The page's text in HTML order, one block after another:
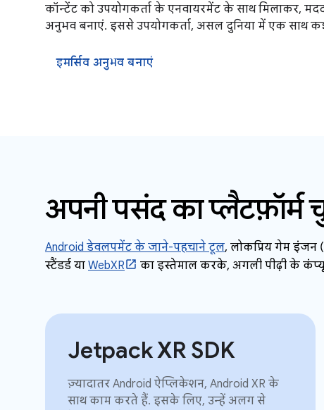
कॉन्टेंट को उपयोगकर्ता के एनवायरमेंट के साथ मिलाकर,
अनुभव बनाएं. इससे उपयोगकर्ता, असल दुनिया में एक साथ
इमर्सिव अनुभव बनाएं
अपनी पसंद का प्लैटफ़ॉर्म
Android डेवलपमेंट के जाने-पहचाने टूल, लोकप्रिय गेम इंजन (
स्टैंडर्ड या WebXR का इस्तेमाल करके, अगली पीढ़ी के
Jetpack XR SDK
ज़्यादातर Android ऐप्लिकेशन, Android XR के
साथ काम करते हैं. इसके लिए, उन्हें अलग से